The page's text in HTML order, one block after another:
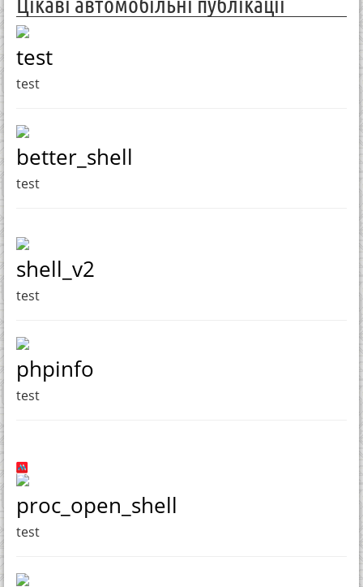
test
test
better_shell
test
shell_v2
test
phpinfo
test
proc_open_shell
test